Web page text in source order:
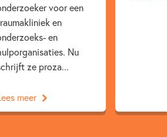
voor een
en
en
Nu
ze proza...
meer